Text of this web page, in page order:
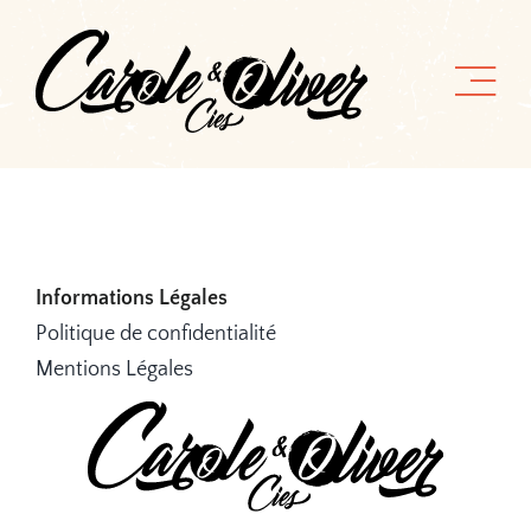
contenu
Informations Légales
Politique de confidentialité
Mentions Légales